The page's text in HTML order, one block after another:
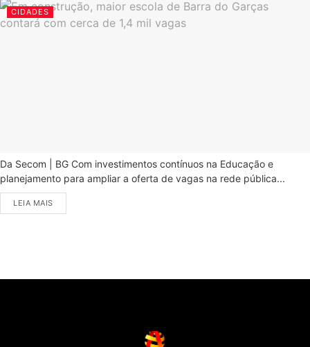
CIDADES
Da Secom | BG Com investimentos contínuos na Educação e
planejamento para ampliar a oferta de vagas na rede pública...
LEIA MAIS